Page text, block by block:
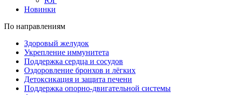
Новинки
По направлениям
Здоровый желудок
Укрепление иммунитета
Поддержка сердца и сосудов
Оздоровление бронхов и лёгких
Детоксикация и защита печени
Поддержка опорно-двигательной системы